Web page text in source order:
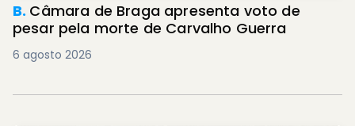
B. Câmara de Braga apresenta voto de
pesar pela morte de Carvalho Guerra
6 agosto 2026